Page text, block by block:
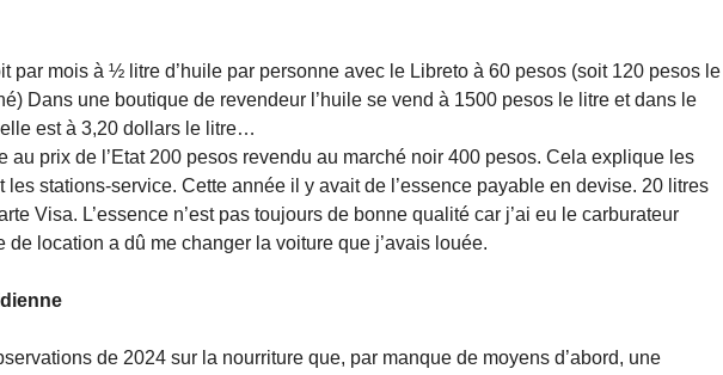
par mois à ½ litre d’huile par personne avec le Libreto à 60 pesos (soit 120 pesos le
Dans une boutique de revendeur l’huile se vend à 1500 pesos le litre et dans le
est à 3,20 dollars le litre…
au prix de l’Etat 200 pesos revendu au marché noir 400 pesos. Cela explique les
les stations-service. Cette année il y avait de l’essence payable en devise. 20 litres
Visa. L’essence n’est pas toujours de bonne qualité car j’ai eu le carburateur
de location a dû me changer la voiture que j’avais louée.
de 2024 sur la nourriture que, par manque de moyens d’abord, une